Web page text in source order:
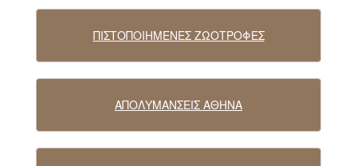
ΠΙΣΤΟΠΟΙΗΜΕΝΕΣ ΖΩΟΤΡΟΦΕΣ
ΑΠΟΛΥΜΑΝΣΕΙΣ ΑΘΗΝΑ